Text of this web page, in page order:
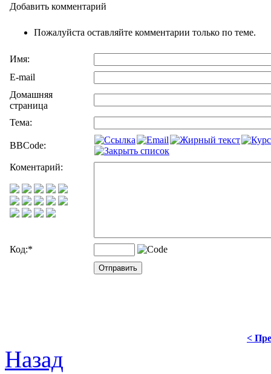
Добавить комментарий
Пожалуйста оставляйте комментарии только по теме.
Имя:
E-mail
Домашняя
страница
Тема:
BBCode:
Коментарий:
Код:*
<
Назад